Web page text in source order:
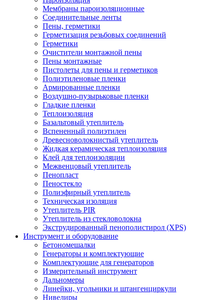
Мембраны пароизоляционные
Соединительные ленты
Пены, герметики
Герметизация резьбовых соединений
Герметики
Очистители монтажной пены
Пены монтажные
Пистолеты для пены и герметиков
Полиэтиленовые пленки
Армированные пленки
Воздушно-пузырьковые пленки
Гладкие пленки
Теплоизоляция
Базальтовый утеплитель
Вспененный полиэтилен
Древесноволокнистый утеплитель
Жидкая керамическая теплоизоляция
Клей для теплоизоляции
Межвенцовый утеплитель
Пенопласт
Пеностекло
Полиэфирный утеплитель
Техническая изоляция
Утеплитель PIR
Утеплитель из стекловолокна
Экструдированный пенополистирол (XPS)
Инструмент и оборудование
Бетономешалки
Генераторы и комплектующие
Комплектующие для генераторов
Измерительный инструмент
Дальномеры
Линейки, угольники и штангенциркули
Нивелиры